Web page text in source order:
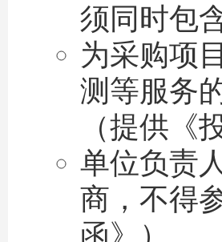
须同时包
为采购项
测等服务
（提供《
单位负责
商，不得
函》）。